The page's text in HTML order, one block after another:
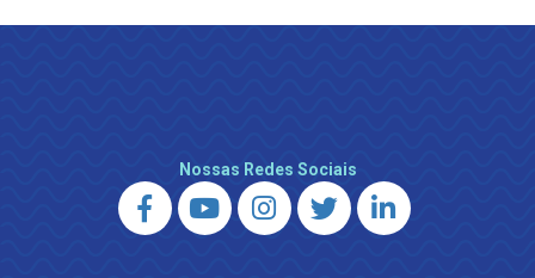
Nossas Redes Sociais